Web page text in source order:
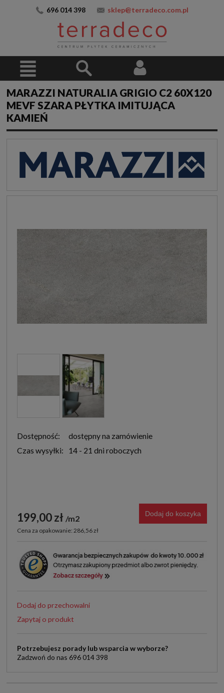
696 014 398 sklep@terradeco.com.pl
MARAZZI NATURALIA GRIGIO C2 60X120
MEVF SZARA PŁYTKA IMITUJĄCA
KAMIEŃ
Dostępność:
dostępny na zamówienie
Czas wysyłki:
14 - 21 dni roboczych
199,00 zł m2
Cena za opakowanie: 286,56 zł
Dodaj do koszyka
Dodaj do przechowalni
Zapytaj o produkt
Potrzebujesz porady lub wsparcia w wyborze?
Zadzwoń do nas 696 014 398